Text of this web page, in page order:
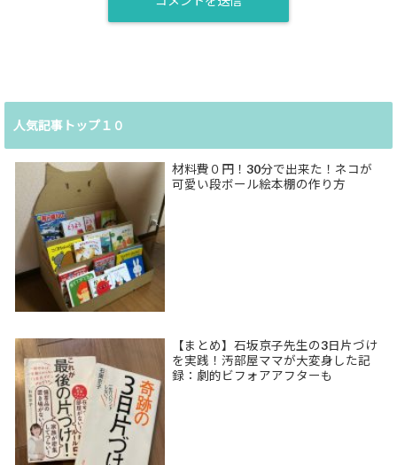
人気記事トップ１０
材料費０円！30分で出来た！ネコが
可愛い段ボール絵本棚の作り方
【まとめ】石坂京子先生の3日片づけ
を実践！汚部屋ママが大変身した記
録：劇的ビフォアアフターも